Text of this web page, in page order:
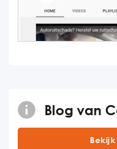
Blog van